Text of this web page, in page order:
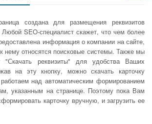
создана для размещения реквизитов
Любой SEO-специалист скажет, что чем более
информация о компании на сайте,
нему относятся поисковые системы. Также мы
"Скачать реквизиты" для удобства Ваших
на эту кнопку, можно скачать карточку
над автоматическим формированием
указанным на странице. Поэтому пока Вам
карточку вручную, и загрузить ее